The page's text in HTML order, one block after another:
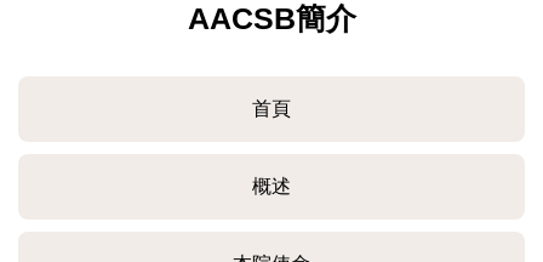
AACSB簡介
首頁
概述